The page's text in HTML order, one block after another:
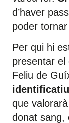
d’haver
poder
Per qui hi
presentar el
Feliu de
identificatiu
que
donat sang,